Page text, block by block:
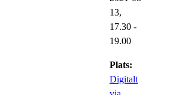
13,
17.30 -
19.00
Plats:
Digitalt